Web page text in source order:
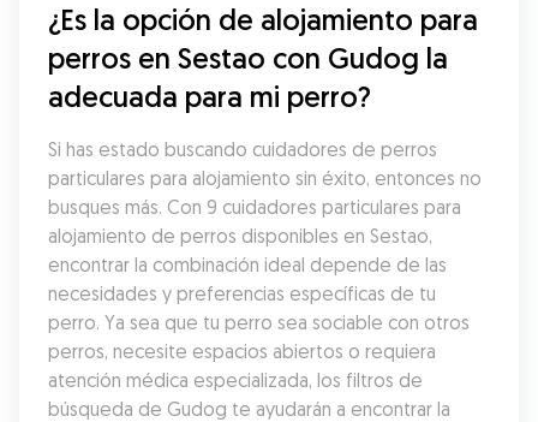
¿Es la opción de alojamiento para
perros en Sestao con Gudog la
adecuada para mi perro?
Si has estado buscando cuidadores de perros
particulares para alojamiento sin éxito, entonces no
busques más. Con 9 cuidadores particulares para
alojamiento de perros disponibles en Sestao,
encontrar la combinación ideal depende de las
necesidades y preferencias específicas de tu
perro. Ya sea que tu perro sea sociable con otros
perros, necesite espacios abiertos o requiera
atención médica especializada, los filtros de
búsqueda de Gudog te ayudarán a encontrar la